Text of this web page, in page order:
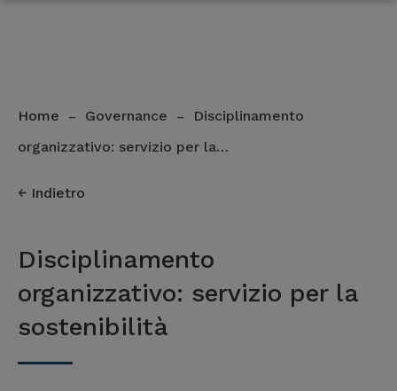
Home – Governance –
Disciplinamento
organizzativo: servizio per la…
Indietro
Disciplinamento
organizzativo: servizio per la
sostenibilità